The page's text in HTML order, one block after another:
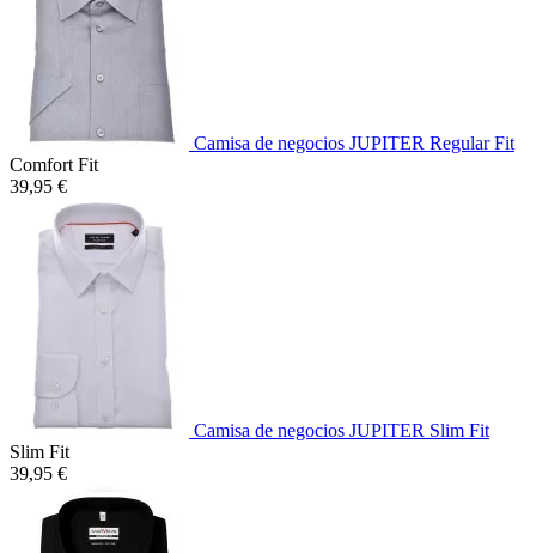
Camisa de negocios JUPITER Regular Fit
Comfort Fit
39,95 €
Camisa de negocios JUPITER Slim Fit
Slim Fit
39,95 €